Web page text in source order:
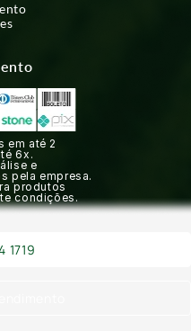
em até 2
6x.
e
pela empresa.
produtos
condições.
1719